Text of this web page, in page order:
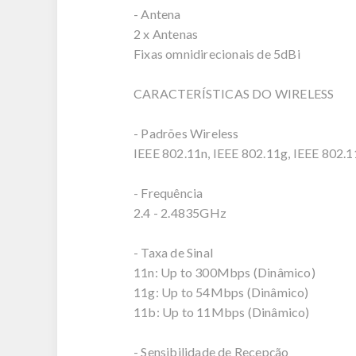
- Antena
2 x Antenas
Fixas omnidirecionais de 5dBi
CARACTERÍSTICAS DO WIRELESS
- Padrões Wireless
IEEE 802.11n, IEEE 802.11g, IEEE
- Frequência
2.4 - 2.4835GHz
- Taxa de Sinal
11n: Up to 300Mbps (Dinâmico)
11g: Up to 54Mbps (Dinâmico)
11b: Up to 11Mbps (Dinâmico)
- Sensibilidade de Recepção